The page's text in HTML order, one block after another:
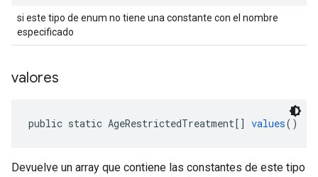
si este tipo de enum no tiene una constante con el nombre
especificado
valores
public static AgeRestrictedTreatment[] values()
Devuelve un array que contiene las constantes de este tipo